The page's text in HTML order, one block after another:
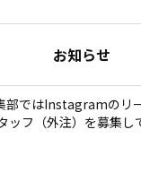
お知らせ
部ではInstagramのリ
ッフ（外注）を募集し